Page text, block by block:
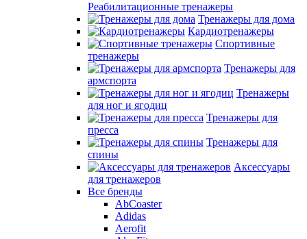
Реабилитационные тренажеры
Тренажеры для дома
Кардиотренажеры
Спортивные
тренажеры
Тренажеры для
армспорта
Тренажеры
для ног и ягодиц
Тренажеры для
пресса
Тренажеры для
спины
Аксессуары
для тренажеров
Все бренды
AbCoaster
Adidas
Aerofit